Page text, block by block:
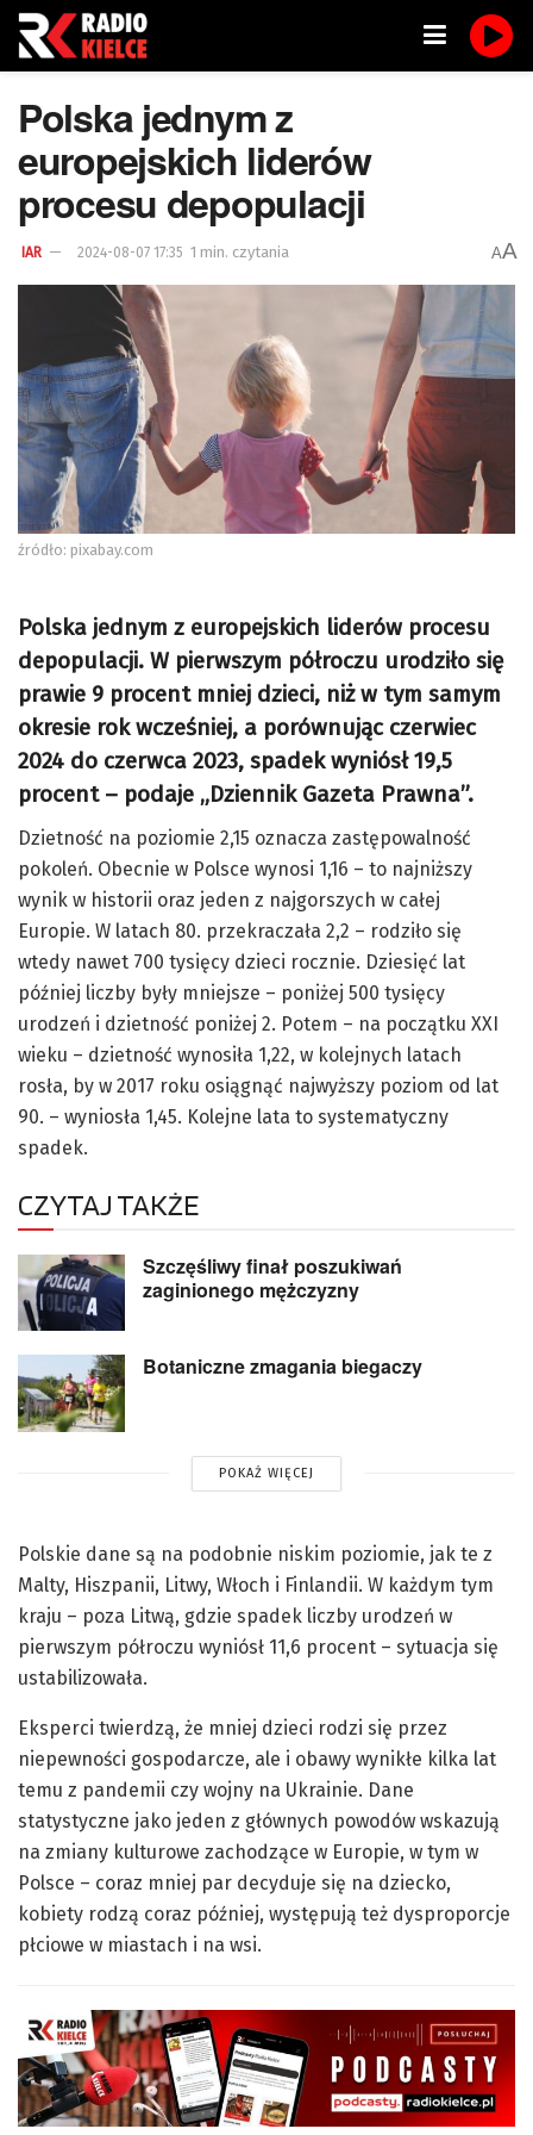
Polska jednym z
europejskich liderów
procesu depopulacji
IAR 2024-08-07 17:35 1 min. czytania AA
źródło: pixabay.com
Polska jednym z europejskich liderów procesu
depopulacji. W pierwszym półroczu urodziło się
prawie 9 procent mniej dzieci, niż w tym samym
okresie rok wcześniej, a porównując czerwiec
2024 do czerwca 2023, spadek wyniósł 19,5
procent – podaje „Dziennik Gazeta Prawna”.
Dzietność na poziomie 2,15 oznacza zastępowalność
pokoleń. Obecnie w Polsce wynosi 1,16 – to najniższy
wynik w historii oraz jeden z najgorszych w całej
Europie. W latach 80. przekraczała 2,2 – rodziło się
wtedy nawet 700 tysięcy dzieci rocznie. Dziesięć lat
później liczby były mniejsze – poniżej 500 tysięcy
urodzeń i dzietność poniżej 2. Potem – na początku XXI
wieku – dzietność wynosiła 1,22, w kolejnych latach
rosła, by w 2017 roku osiągnąć najwyższy poziom od lat
90. – wyniosła 1,45. Kolejne lata to systematyczny
spadek.
CZYTAJ TAKŻE
Szczęśliwy finał poszukiwań
zaginionego mężczyzny
Botaniczne zmagania biegaczy
POKAŻ WIĘCEJ
Polskie dane są na podobnie niskim poziomie, jak te z
Malty, Hiszpanii, Litwy, Włoch i Finlandii. W każdym tym
kraju – poza Litwą, gdzie spadek liczby urodzeń w
pierwszym półroczu wyniósł 11,6 procent – sytuacja się
ustabilizowała.
Eksperci twierdzą, że mniej dzieci rodzi się przez
niepewności gospodarcze, ale i obawy wynikłe kilka lat
temu z pandemii czy wojny na Ukrainie. Dane
statystyczne jako jeden z głównych powodów wskazują
na zmiany kulturowe zachodzące w Europie, w tym w
Polsce – coraz mniej par decyduje się na dziecko,
kobiety rodzą coraz później, występują też dysproporcje
płciowe w miastach i na wsi.